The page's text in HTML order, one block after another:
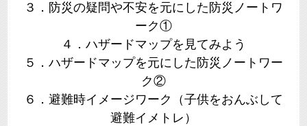
３．防災の疑問や不安を元にした防災ノートワ
ーク①
４．ハザードマップを見てみよう
５．ハザードマップを元にした防災ノートワー
ク②
６．避難時イメージワーク（子供をおんぶして
避難イメトレ）